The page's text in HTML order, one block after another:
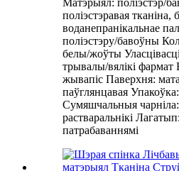
поліэстэравая тканіна,
воданепранікальнае
поліэстэру/бавоўны
белы/жоўты
трывалы/вялікі
жывапіс Паверхня:
паўглянцавая
Сумяшчальныя чарніла:
растваральнікі
патрабаваннямі